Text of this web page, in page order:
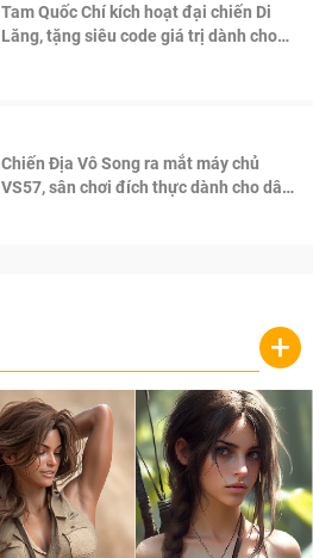
Tam Quốc Chí kích hoạt đại chiến Di
Lăng, tặng siêu code giá trị dành cho
Chiến Địa Vô Song ra mắt máy chủ
VS57, sân chơi đích thực dành cho dân
+